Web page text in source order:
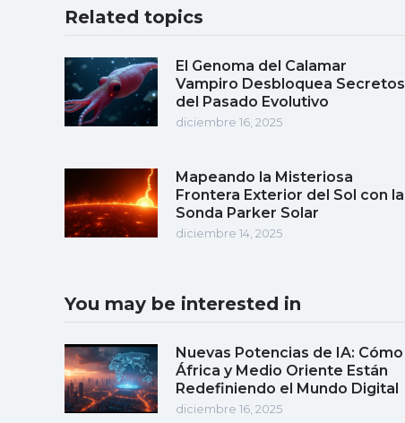
Related topics
El Genoma del Calamar
Vampiro Desbloquea Secretos
del Pasado Evolutivo
diciembre 16, 2025
Mapeando la Misteriosa
Frontera Exterior del Sol con la
Sonda Parker Solar
diciembre 14, 2025
You may be interested in
Nuevas Potencias de IA: Cómo
África y Medio Oriente Están
Redefiniendo el Mundo Digital
diciembre 16, 2025